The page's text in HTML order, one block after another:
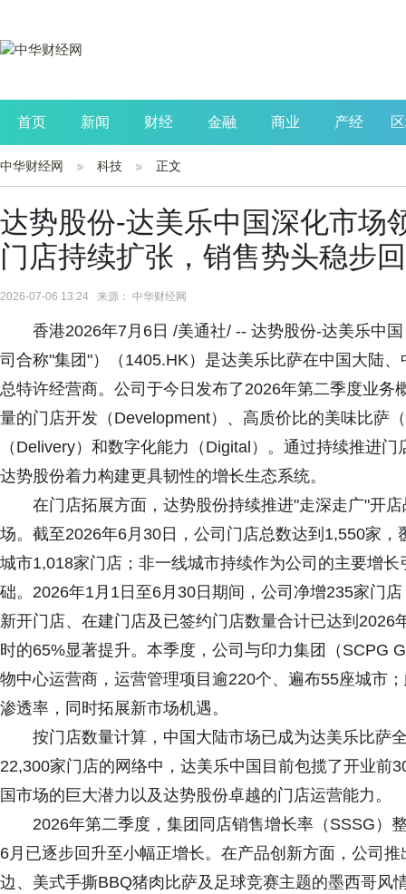
首页 新闻 财经 金融 商业 产经
公司 生活 读书
中华财经网 科技 正文
达势股份-达美乐中国深化市场
门店持续扩张，销售势头稳步
2026-07-06 13:24 来源： 中华财经网
香港2026年7月6日 /美通社/ -- 达势股份-达美乐中
司合称"集团"）（1405.HK）是达美乐比萨在中国大陆
总特许经营商。公司于今日发布了2026年第二季度业
量的门店开发（Development）、高质价比的美味比萨
（Delivery）和数字化能力（Digital）。通过持续推进
达势股份着力构建更具韧性的增长生态系统。
在门店拓展方面，达势股份持续推进"走深走广"开
场。截至2026年6月30日，公司门店总数达到1,550家
城市1,018家门店；非一线城市持续作为公司的主要增
础。2026年1月1日至6月30日期间，公司净增235家门
新开门店、在建门店及已签约门店数量合计已达到
时的65%显著提升。本季度，公司与印力集团（SCPG
物中心运营商，运营管理项目逾220个、遍布55座城市
渗透率，同时拓展新市场机遇。
按门店数量计算，中国大陆市场已成为达美乐比萨
22,300家门店的网络中，达美乐中国目前包揽了开业前
国市场的巨大潜力以及达势股份卓越的门店运营能力。
2026年第二季度，集团同店销售增长率（SSSG）
6月已逐步回升至小幅正增长。在产品创新方面，公司
边、美式手撕BBQ猪肉比萨及足球竞赛主题的墨西哥风